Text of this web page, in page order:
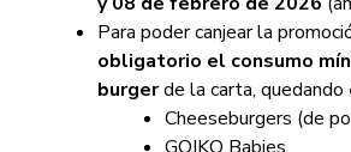
Para poder canjear la
obligatorio el consumo
burgerde la carta, quedando
Cheeseburgers (de